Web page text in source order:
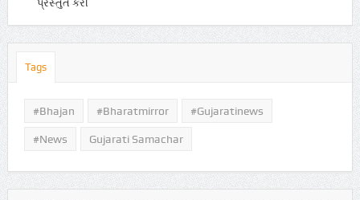
Tags
#Bhajan #bharatmirror #gujaratinews
#news Gujarati Samachar